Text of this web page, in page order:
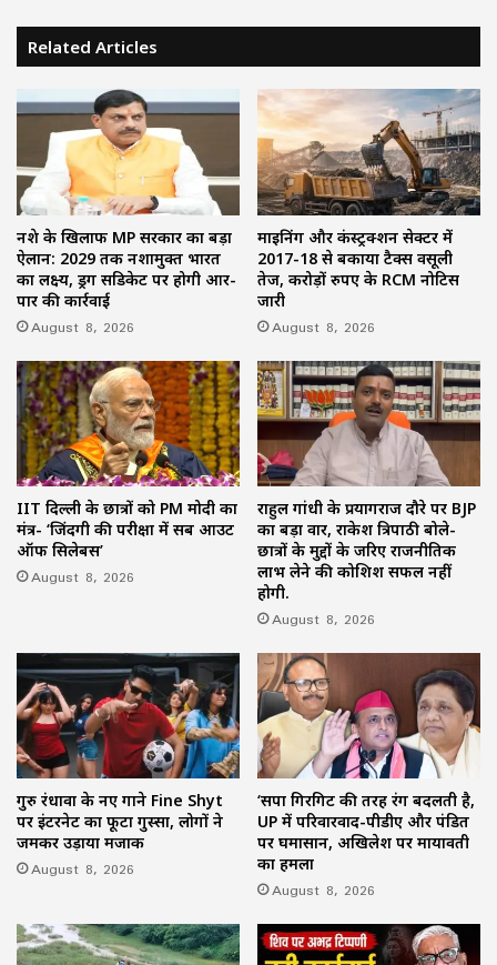
Related Articles
नशे के खिलाफ MP सरकार का बड़ा
ऐलान: 2029 तक नशामुक्त भारत
का लक्ष्य, ड्रग सिंडिकेट पर होगी आर-
पार की कार्रवाई
August 8, 2026
माइनिंग और कंस्ट्रक्शन सेक्टर में
2017-18 से बकाया टैक्स वसूली
तेज, करोड़ों रुपए के RCM नोटिस
जारी
August 8, 2026
IIT दिल्ली के छात्रों को PM मोदी का
मंत्र- ‘जिंदगी की परीक्षा में सब आउट
ऑफ सिलेबस’
August 8, 2026
राहुल गांधी के प्रयागराज दौरे पर BJP
का बड़ा वार, राकेश त्रिपाठी बोले-
छात्रों के मुद्दों के जरिए राजनीतिक
लाभ लेने की कोशिश सफल नहीं
होगी.
August 8, 2026
गुरु रंधावा के नए गाने Fine Shyt
पर इंटरनेट का फूटा गुस्सा, लोगों ने
जमकर उड़ाया मजाक
August 8, 2026
‘सपा गिरगिट की तरह रंग बदलती है,
UP में परिवारवाद-पीडीए और पंडित
पर घमासान, अखिलेश पर मायावती
का हमला
August 8, 2026